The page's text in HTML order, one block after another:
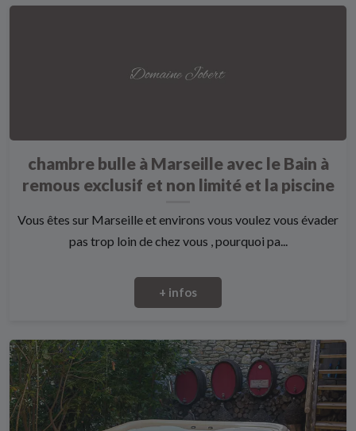
chambre bulle à Marseille avec le Bain à
remous exclusif et non limité et la piscine
Vous êtes sur Marseille et environs vous voulez vous évader
pas trop loin de chez vous , pourquoi pa...
+ infos